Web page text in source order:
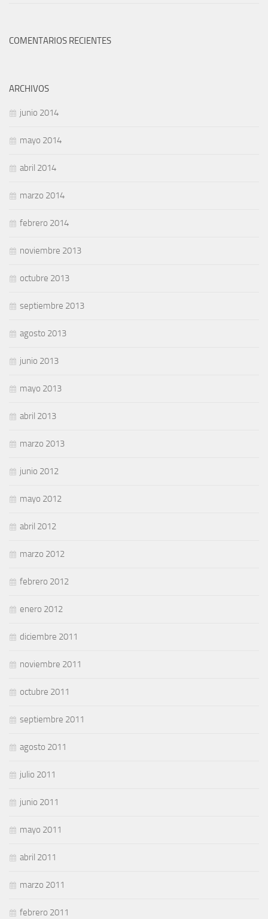
COMENTARIOS RECIENTES
ARCHIVOS
junio 2014
mayo 2014
abril 2014
marzo 2014
febrero 2014
noviembre 2013
octubre 2013
septiembre 2013
agosto 2013
junio 2013
mayo 2013
abril 2013
marzo 2013
junio 2012
mayo 2012
abril 2012
marzo 2012
febrero 2012
enero 2012
diciembre 2011
noviembre 2011
octubre 2011
septiembre 2011
agosto 2011
julio 2011
junio 2011
mayo 2011
abril 2011
marzo 2011
febrero 2011